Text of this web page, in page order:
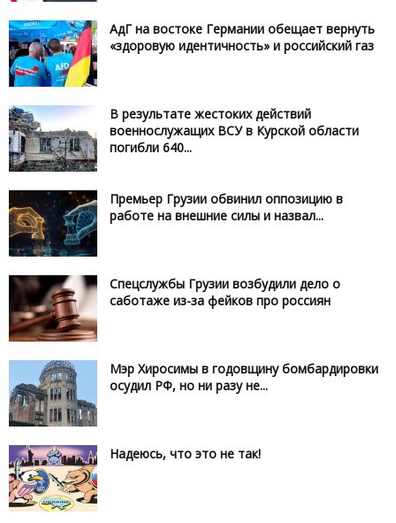
АдГ на востоке Германии обещает вернуть
«здоровую идентичность» и российский газ
В результате жестоких действий
военнослужащих ВСУ в Курской области
погибли 640...
Премьер Грузии обвинил оппозицию в
работе на внешние силы и назвал...
Спецслужбы Грузии возбудили дело о
саботаже из-за фейков про россиян
Мэр Хиросимы в годовщину бомбардировки
осудил РФ, но ни разу не...
Надеюсь, что это не так!